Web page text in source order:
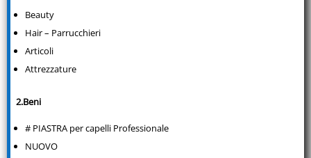
Beauty
Hair – Parrucchieri
Articoli
Attrezzature
2.Beni
# PIASTRA per capelli Professionale
NUOVO